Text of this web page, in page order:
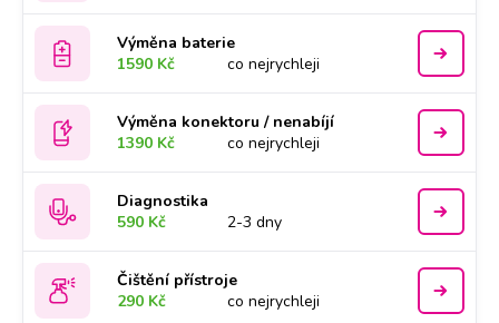
Výměna baterie
1590 Kč
co nejrychleji
Výměna konektoru / nenabíjí
1390 Kč
co nejrychleji
Diagnostika
590 Kč
2-3 dny
Čištění přístroje
290 Kč
co nejrychleji